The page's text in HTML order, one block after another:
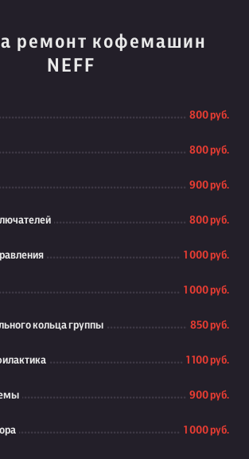
ремонт кофемашин
NEFF
800 руб.
800 руб.
900 руб.
800 руб.
1 000 руб.
1 000 руб.
кольца группы 850 руб.
1 100 руб.
900 руб.
1 000 руб.